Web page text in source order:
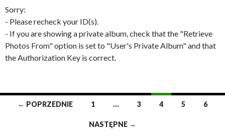
Sorry:
- Please recheck your ID(s).
- If you are showing a private album, check that the "Retrieve
Photos From" option is set to "User's Private Album" and that
the Authorization Key is correct.
Nawigacja wpisów
← POPRZEDNIE 1 … 3 4 5 6
NASTĘPNE →